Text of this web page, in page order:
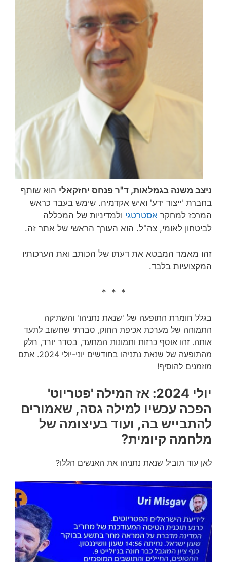
ניצב משנה בגמלאות, ד"ר פנחס יחזקאלי הוא שותף
בחברת 'ייצור ידע' ואיש אקדמיה. שימש בעבר כראש
המרכז למחקר אסטרטגי ולמדיניות של המכללה
לביטחון לאומי, צה"ל. הוא העורך הראשי של אתר זה.
זהו מאמר המבטא את דעתו של הכותב ואת הערכותיו
המקצועיות בלבד.
* * *
בגלל חומרת התופעה של 'שנאת נתניהו' והשתיקה
התמוהה של מערכת אכיפת החוק, סברתי שחשוב לתעד
אותה. זהו אוסף כרזות ותמונות המתעד, בסדר יורד, חלק
מהתופעה של שנאת נתניהו בחודשים יוני-יולי 2024. אתם
מוזמנים להוסיף!
יולי 2024: אז המילה 'פטריוט'
הפכה עכשיו למילה גסה, שאמורים
להתבייש בה, ועוד בעיצומה של
מלחמה קיומית?
לאן עוד תוביל שנאת נתניהו את האנשים הללו?